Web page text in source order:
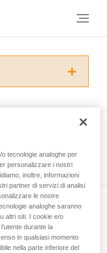
richiede una
specifico.
la vostra
soli, in piena
autonomamente.
alla vostra
che non
tecnologie analoghe per
personalizzare i nostri
inoltre, informazioni
partner di servizi di analisi
le nostre
analoghe saranno
altri siti. I cookie e/o
durante la
in qualsiasi momento
nella parte inferiore del